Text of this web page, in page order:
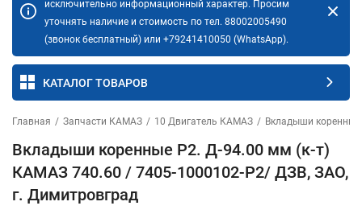
исключительно информационный характер. Просим
уточнять наличие и стоимость по тел. 88002005490
(звонок бесплатный) или +79241410050 (WhatsApp).
КАТАЛОГ ТОВАРОВ
Главная / Запчасти КАМАЗ / 10 Двигатель КАМАЗ / Вкладыши
Вкладыши коренные Р2. Д-94.00 мм (к-т)
КАМАЗ 740.60 / 7405-1000102-Р2/ ДЗВ, ЗАО,
г. Димитровград